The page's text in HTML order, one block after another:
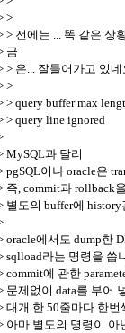
>
> 전에는 ... 똑 같은 상
금
> 은... 잘들어가고 있
>
> query buffer max
> query line ignored
MySQL과 달리
pgSQL이나 oracle은
즉, commit과 rollback
별도의 buffer에
oracle에서도 dump한
sqlload라는 명령을 씁
commit에 관한
문제없이 data를 부어
대개 한 50줄마다 한
아마 별도의 명령이 아